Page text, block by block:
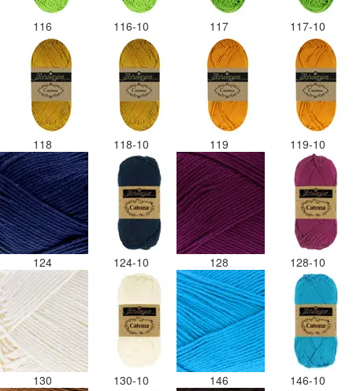
116 116-10 117 117-10
118 118-10 119 119-10
124 124-10 128 128-10
130 130-10 146 146-10